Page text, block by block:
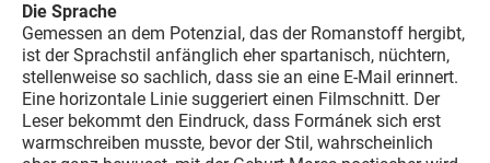
Die Sprache
Gemessen an dem Potenzial, das der Romanstoff hergibt,
ist der Sprachstil anfänglich eher spartanisch, nüchtern,
stellenweise so sachlich, dass sie an eine E-Mail erinnert.
Eine horizontale Linie suggeriert einen Filmschnitt. Der
Leser bekommt den Eindruck, dass Formánek sich erst
warmschreiben musste, bevor der Stil, wahrscheinlich